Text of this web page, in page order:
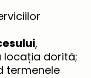
,
locația dorită;
termenele